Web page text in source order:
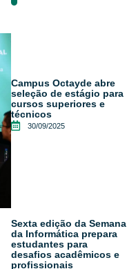
Campus Octayde abre
seleção de estágio para
cursos superiores e
técnicos
30/09/2025
Sexta edição da Semana
da Informática prepara
estudantes para
desafios acadêmicos e
profissionais